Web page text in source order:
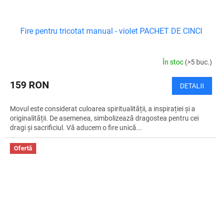
Fire pentru tricotat manual - violet PACHET DE CINCI
În stoc (>5 buc.)
159 RON DETALII
Movul este considerat culoarea spiritualității, a inspirației și a
originalității. De asemenea, simbolizează dragostea pentru cei
dragi și sacrificiul. Vă aducem o fire unică...
Ofertă